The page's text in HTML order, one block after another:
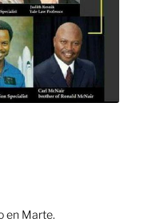
en Marte.